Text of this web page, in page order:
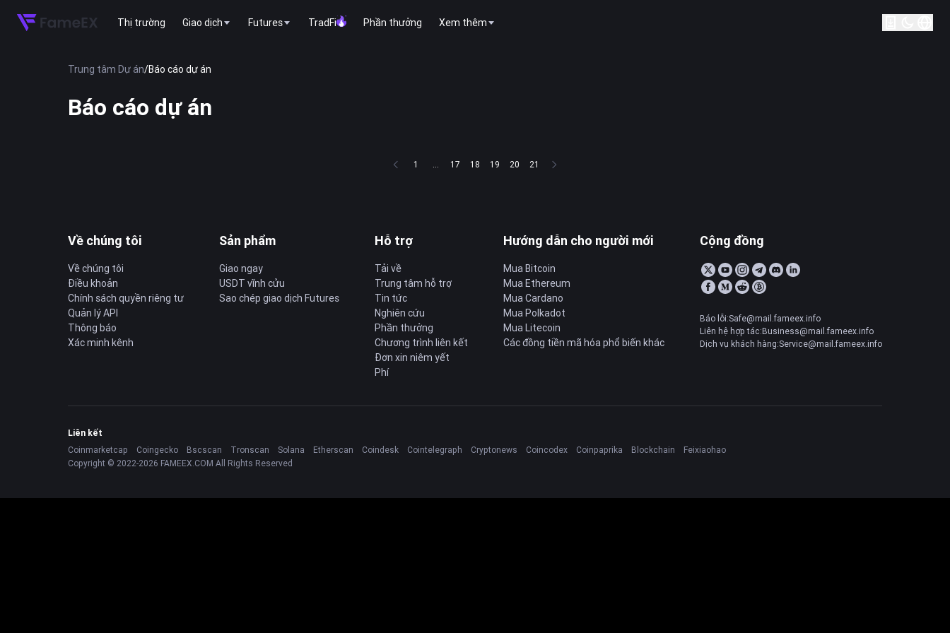
Thị trường Giao dịch Futures TradFi Phần thưởng Xem thêm
Trung tâm Dự án/Báo cáo dự án
Báo cáo dự án
1 ... 17 18 19 20 21
Về chúng tôi
Về chúng tôi
Điều khoản
Chính sách quyền riêng tư
Quản lý API
Thông báo
Xác minh kênh
Sản phẩm
Giao ngay
USDT vĩnh cửu
Sao chép giao dịch Futures
Hỗ trợ
Tải về
Trung tâm hỗ trợ
Tin tức
Nghiên cứu
Phần thưởng
Chương trình liên kết
Đơn xin niêm yết
Phí
Hướng dẫn cho người mới
Mua Bitcoin
Mua Ethereum
Mua Cardano
Mua Polkadot
Mua Litecoin
Các đồng tiền mã hóa phổ biến khác
Cộng đồng
Báo lỗi:Safe@mail.fameex.info
Liên hệ hợp tác:Business@mail.fameex.info
Dịch vụ khách hàng:Service@mail.fameex.info
Liên kết
Coinmarketcap
Coingecko Bscscan Tronscan Solana Etherscan Coindesk Cointelegraph Cryptonews Coincodex Coinpaprika Blockchain
Feixiaohao
Copyright © 2022-2026 FAMEEX.COM All Rights Reserved